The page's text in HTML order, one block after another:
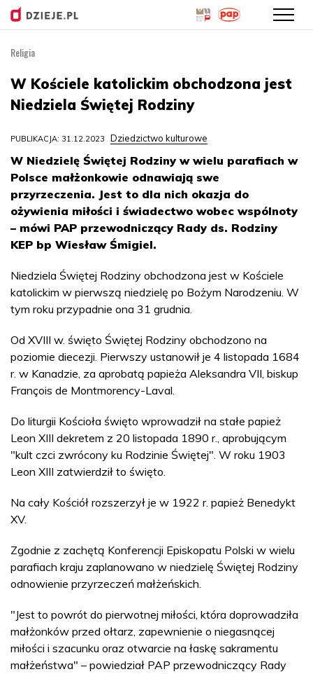
treści
Religia
W Kościele katolickim obchodzona jest
Niedziela Świętej Rodziny
PUBLIKACJA: 31.12.2023 Dziedzictwo kulturowe
W Niedzielę Świętej Rodziny w wielu parafiach w
Polsce małżonkowie odnawiają swe
przyrzeczenia. Jest to dla nich okazja do
ożywienia miłości i świadectwo wobec wspólnoty
– mówi PAP przewodniczący Rady ds. Rodziny
KEP bp Wiesław Śmigiel.
Niedziela Świętej Rodziny obchodzona jest w Kościele
katolickim w pierwszą niedzielę po Bożym Narodzeniu. W
tym roku przypadnie ona 31 grudnia.
Od XVIII w. święto Świętej Rodziny obchodzono na
poziomie diecezji. Pierwszy ustanowił je 4 listopada 1684
r. w Kanadzie, za aprobatą papieża Aleksandra VII, biskup
François de Montmorency-Laval.
Do liturgii Kościoła święto wprowadził na stałe papież
Leon XIII dekretem z 20 listopada 1890 r., aprobującym
"kult czci zwrócony ku Rodzinie Świętej". W roku 1903
Leon XIII zatwierdził to święto.
Na cały Kościół rozszerzył je w 1922 r. papież Benedykt
XV.
Zgodnie z zachętą Konferencji Episkopatu Polski w wielu
parafiach kraju zaplanowano w niedzielę Świętej Rodziny
odnowienie przyrzeczeń małżeńskich.
"Jest to powrót do pierwotnej miłości, która doprowadziła
małżonków przed ołtarz, zapewnienie o niegasnącej
miłości i szacunku oraz otwarcie na łaskę sakramentu
małżeństwa" – powiedział PAP przewodniczący Rady